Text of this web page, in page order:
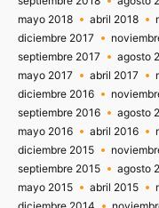
mayo 2018
abril 2018
diciembre 2017
septiembre 2017
agosto
mayo 2017
abril 2017
diciembre 2016
septiembre 2016
agosto
mayo 2016
abril 2016
diciembre 2015
septiembre 2015
agosto
mayo 2015
abril 2015